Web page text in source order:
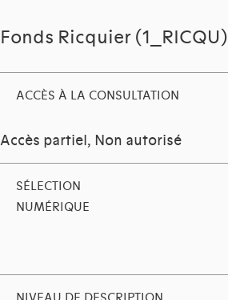
Fonds Ricquier (1_RICQU)
ACCÈS À LA CONSULTATION
Accès partiel, Non autorisé
SÉLECTION
NUMÉRIQUE